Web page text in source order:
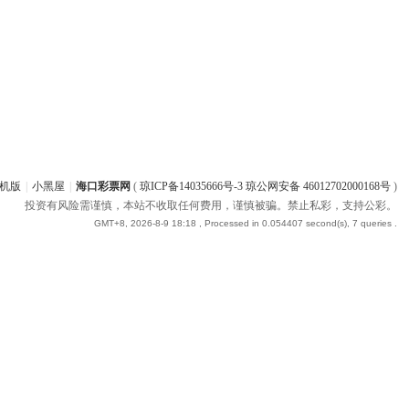
版 小黑屋 海口彩票网 ( 琼ICP备14035666号-3 琼公网安备 46012702000168号)
投资有风险需谨慎，本站不收取任何费用，谨慎被骗。禁止私彩，支持公彩。
GMT+8, 2026-8-9 18:18 , Processed in 0.054407 second(s), 7 queries .